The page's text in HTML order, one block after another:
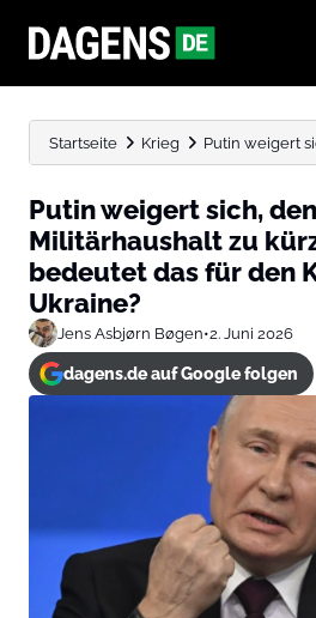
Startseite Krieg Putin weigert
Putin weigert sich, den
Militärhaushalt zu
bedeutet das für den
Ukraine?
Jens Asbjørn Bøgen•2. Juni 2026
dagens.de auf Google folgen